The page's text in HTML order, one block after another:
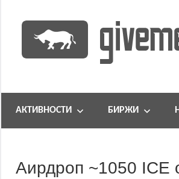
содержимому
GiveMeBit.com
портал
АКТИВНОСТИ БИРЖИ
Аирдроп ~1050 ICE